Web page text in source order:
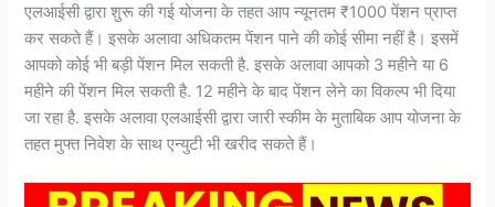
एलआईसी द्वारा शुरू की गई योजना के तहत आप न्यूनतम ₹1000 पेंशन प्राप्त
कर सकते हैं। इसके अलावा अधिकतम पेंशन पाने की कोई सीमा नहीं है। इसमें
आपको कोई भी बड़ी पेंशन मिल सकती है. इसके अलावा आपको 3 महीने या 6
महीने की पेंशन मिल सकती है. 12 महीने के बाद पेंशन लेने का विकल्प भी दिया
जा रहा है. इसके अलावा एलआईसी द्वारा जारी स्कीम के मुताबिक आप योजना के
तहत मुफ्त निवेश के साथ एन्युटी भी खरीद सकते हैं।